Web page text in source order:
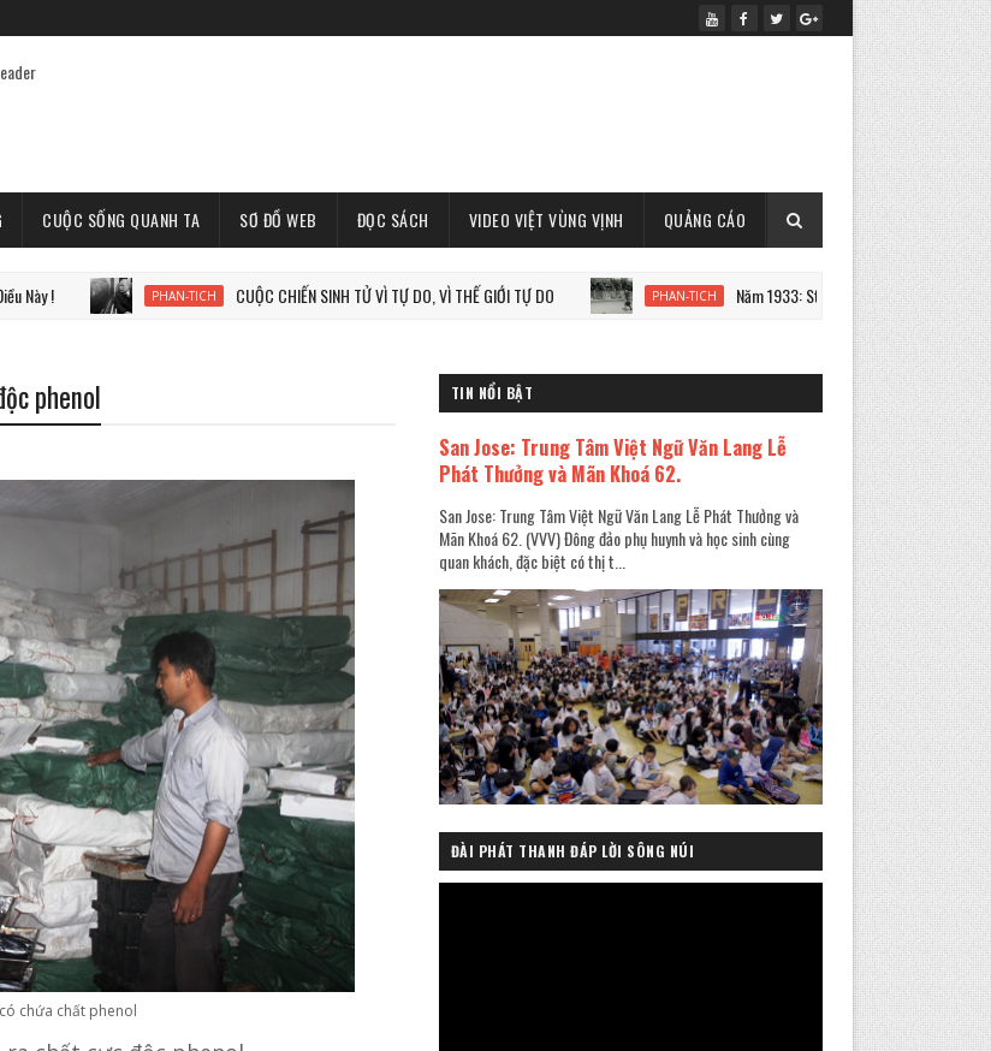
CUỘC SỐNG QUANH TA SƠ ĐỒ WEB ĐỌC SÁCH VIDEO VIỆT VÙNG VỊNH QUẢNG CÁO
PHAN-TICH CUỘC CHIẾN SINH TỬ VÌ TỰ DO, VÌ THẾ GIỚI TỰ DO PHAN-TICH Năm 1933: Staline tàn sát 7 triệu người Ukraine
phenol
chứa chất phenol
TIN NỔI BẬT
San Jose: Trung Tâm Việt Ngữ Văn Lang Lễ
Phát Thưởng và Mãn Khoá 62.
San Jose: Trung Tâm Việt Ngữ Văn Lang Lễ Phát Thưởng và
Mãn Khoá 62. (VVV) Đông đảo phụ huynh và học sinh cùng
quan khách, đặc biệt có thị t...
ĐÀI PHÁT THANH ĐÁP LỜI SÔNG NÚI